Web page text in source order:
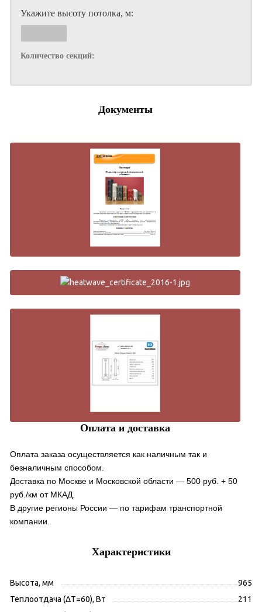
Укажите высоту потолка, м:
Количество секций:
Документы
Оплата и доставка
Оплата заказа осуществляется как наличным так и
безналичным способом.
Доставка по Москве и Московской области — 500 руб. + 50
руб./км от МКАД.
В другие регионы России — по тарифам транспортной
компании.
Характеристики
Высота, мм
965
Теплоотдача (ΔT=60), Вт
211